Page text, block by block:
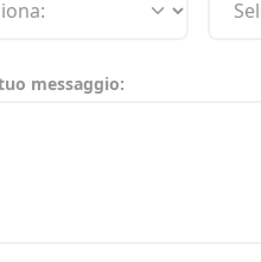
messaggio: